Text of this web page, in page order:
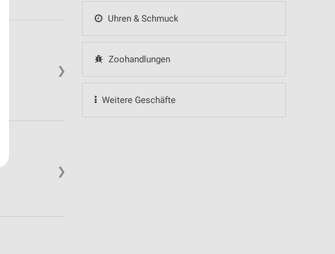
Uhren & Schmuck
Zoohandlungen
Weitere Geschäfte
❯
❯